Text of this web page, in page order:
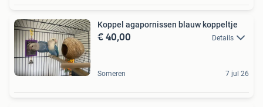
Koppel agapornissen blauw koppeltje
€ 40,00 Details
Someren 7 jul 26